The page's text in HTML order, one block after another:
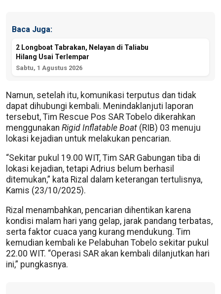
Baca Juga:
2 Longboat Tabrakan, Nelayan di Taliabu
Hilang Usai Terlempar
Sabtu, 1 Agustus 2026
Namun, setelah itu, komunikasi terputus dan tidak
dapat dihubungi kembali. Menindaklanjuti laporan
tersebut, Tim Rescue Pos SAR Tobelo dikerahkan
menggunakan Rigid Inflatable Boat (RIB) 03 menuju
lokasi kejadian untuk melakukan pencarian.
“Sekitar pukul 19.00 WIT, Tim SAR Gabungan tiba di
lokasi kejadian, tetapi Adrius belum berhasil
ditemukan,” kata Rizal dalam keterangan tertulisnya,
Kamis (23/10/2025).
Rizal menambahkan, pencarian dihentikan karena
kondisi malam hari yang gelap, jarak pandang terbatas,
serta faktor cuaca yang kurang mendukung. Tim
kemudian kembali ke Pelabuhan Tobelo sekitar pukul
22.00 WIT. “Operasi SAR akan kembali dilanjutkan hari
ini,” pungkasnya.